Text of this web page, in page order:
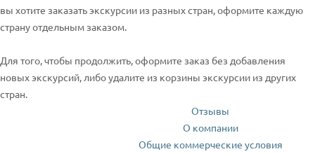
вы хотите заказать экскурсии из разных стран, оформите каждую
страну отдельным заказом.
Для того, чтобы продолжить, оформите заказ без добавления
новых экскурсий, либо удалите из корзины экскурсии из других
стран.
Отзывы
О компании
Общие коммерческие условия